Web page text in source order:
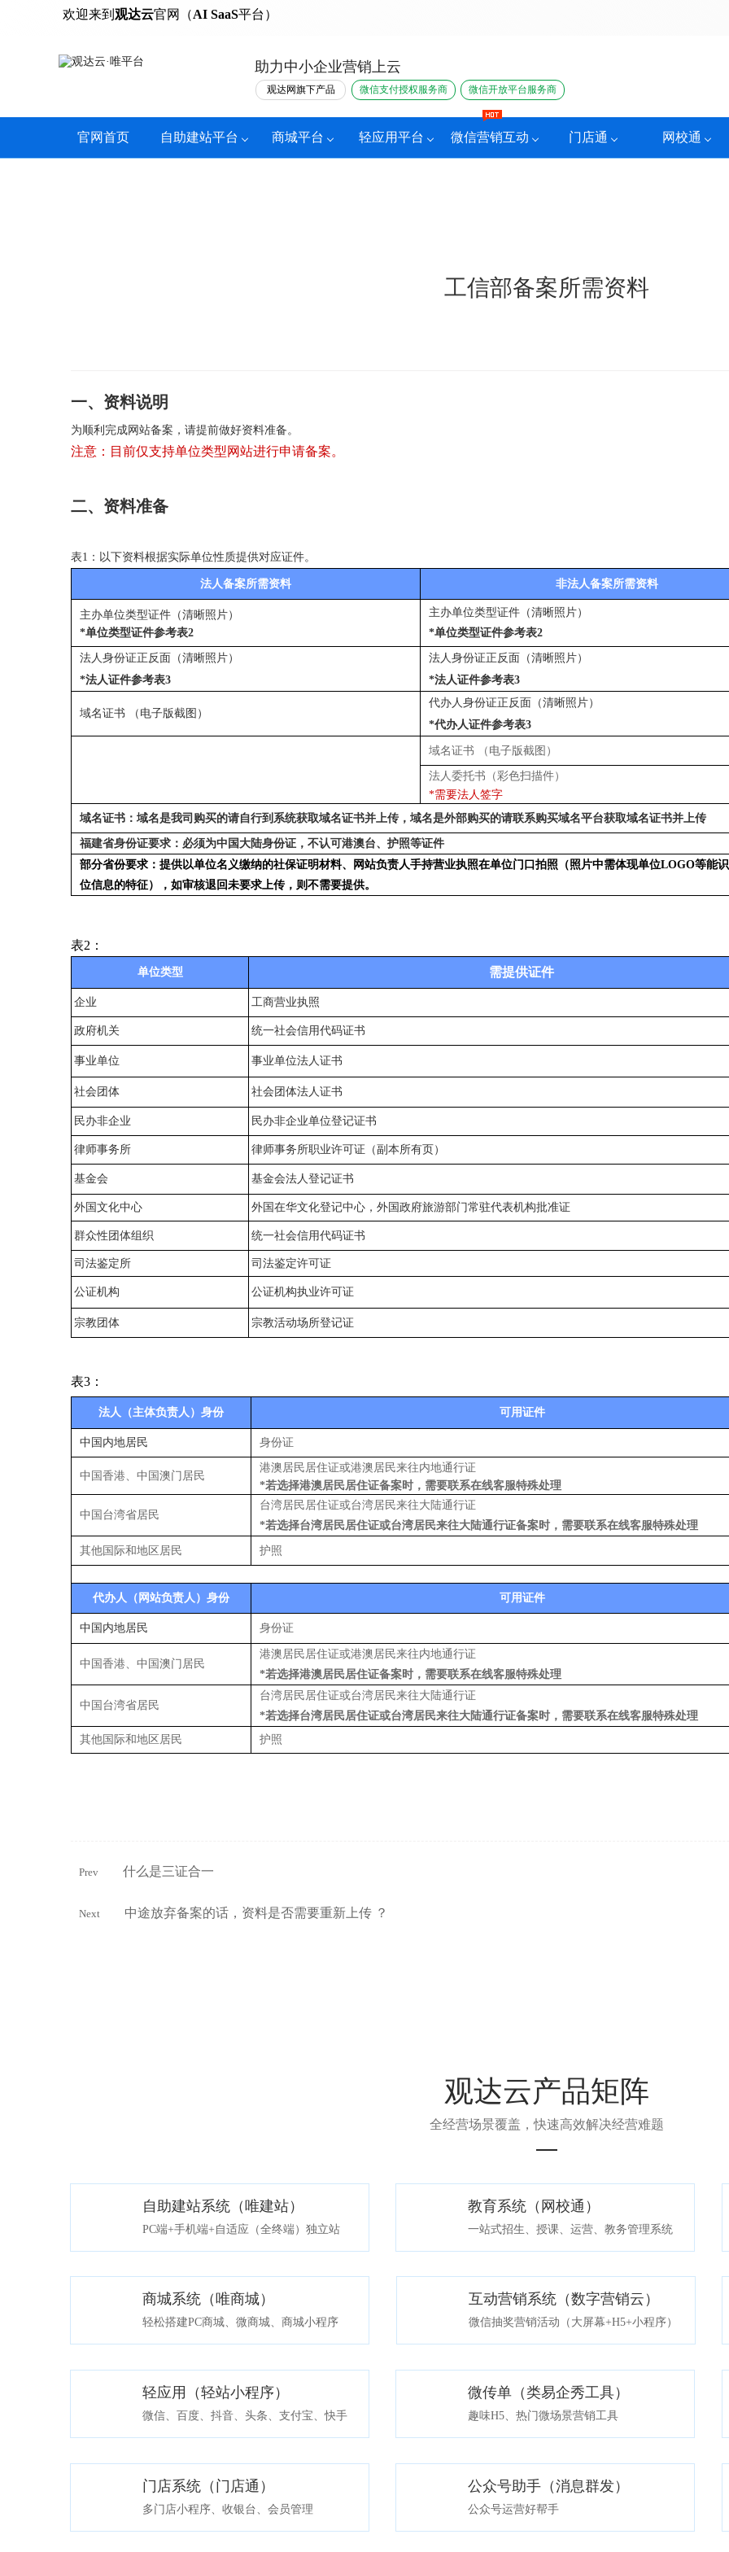
欢迎来到 观达云官网（AI SaaS平台）
助力中小企业营销上云
官网首页 自助建站平台 商城平台 轻应用平台 微信营销互动 门店通 网校通
观达网旗下产品 微信支付授权服务商 微信开放平台服务商
工信部备案所需资料
一、资料说明
为顺利完成网站备案，请提前做好资料准备。
注意：目前仅支持单位类型网站进行申请备案。
二、资料准备
表1： 以下资料根据实际单位性质提供对应证件。
法人备案所需资料 非法人备案所需资料
主办单位类型证件（清晰照片）
*单位类型证件参考表2
主办单位类型证件（清晰照片）
*单位类型证件参考表2
法人身份证正反面（清晰照片）
*法人证件参考表3
法人身份证正反面（清晰照片）
*法人证件参考表3
域名证书 （电子版截图）
代办人身份证正反面（清晰照片）
*代办人证件参考表3
域名证书 （电子版截图）
法人委托书（彩色扫描件）
*需要法人签字
域名证书： 域名是我司购买的请自行到系统获取域名证书并上传， 域名是外部购买的请联系购买域名平台获取域名证书并上传
福建省身份证要求：必须为中 国大陆身份证，不认可港澳台、护照等证件
部分省份要求：提供以单位名义缴纳的社保证明材料、网站负责人手持营业执照在单位门口拍照（照片中需体现单位LOGO等能
位信息的特征），如审核退回未要求上传，则不需要提供。
表2：
单位类型 需提供证件
企业 工商营业执照
政府机关 统一社会信用代码证书
事业单位 事业单位法人证书
社会团体 社会团体法人证书
民办非企业 民办非企业单位登记证书
律师事务所 律师事务所职业许可证（副本所有页）
基金会 基金会法人登记证书
外国文化中心 外国在华文化登记中心，外国政府旅游部门常驻代表机构批准证
群众性团体组织 统一社会信用代码证书
司法鉴定所 司法鉴定许可证
公证机构 公证机构执业许可证
宗教团体 宗教活动场所登记证
表3：
法人（主体负责人）身份 可用证件
中国内地居民 身份证
中国香港、中国澳门居民
港澳居民居住证或港澳居民来往内地通行证
*若选择港澳居民居住证备案时，需要联系在线客服特殊处理
中国台湾省居民
台湾居民居住证或台湾居民来往大陆通行证
*若选择台湾居民居住证或台湾居民来往大陆通行证备案时，需要联系在线客服特殊处理
其他国际和地区居民 护照
代办人（网站负责人）身份 可用证件
中国内地居民 身份证
中国香港、中国澳门居民
港澳居民居住证或港澳居民来往内地通行证
*若选择港澳居民居住证备案时，需要联系在线客服特殊处理
中国台湾省居民
台湾居民居住证或台湾居民来往大陆通行证
*若选择台湾居民居住证或台湾居民来往大陆通行证备案时，需要联系在线客服特殊处理
其他国际和地区居民
护照
Prev 什么是三证合一
Next 中途放弃备案的话，资料是否需要重新上传 ？
观达云产品矩阵
全经营场景覆盖，快速高效解决经营难题
自助建站系统（唯建站）
PC端+手机端+自适应（全终端）独立站
免费网站模板 版本介绍
商城系统（唯商城）
轻松搭建PC商城、微商城、商城小程序
免费商城模板 版本介绍
轻应用（轻站小程序）
微信、百度、抖音、头条、支付宝、快手
免费小程序模板 版本介绍
门店系统（门店通）
多门店小程序、收银台、会员管理
免费门店模板 版本介绍
教育系统（网校通）
一站式招生、授课、运营、教务管理系统
免费网校模板 版本介绍
互动营销系统（数字营销云）
微信抽奖营销活动（大屏幕+H5+小程序）
免费活动模板 版本介绍
微传单（类易企秀工具）
趣味H5、热门微场景营销工具
免费微传单模板 版本介绍
公众号助手（消息群发）
公众号运营好帮手
免费体验